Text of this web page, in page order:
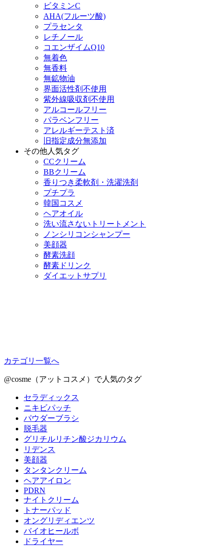
ビタミンC
AHA(フルーツ酸)
プラセンタ
レチノール
コエンザイムQ10
無着色
無香料
無鉱物油
界面活性剤不使用
紫外線吸収剤不使用
アルコールフリー
パラベンフリー
アレルギーテスト済
旧指定成分無添加
その他人気タグ
CCクリーム
BBクリーム
香りつき柔軟剤・洗濯洗剤
プチプラ
韓国コスメ
ヘアオイル
洗い流さないトリートメント
ノンシリコンシャンプー
美顔器
酵素洗顔
酵素ドリンク
ダイエットサプリ
カテゴリ一覧へ
@cosme（アットコスメ）で人気のタグ
セラディックス
ニキビパッチ
パウダーブラシ
脱毛器
グリチルリチン酸ジカリウム
リデンス
美顔器
タンタンクリーム
ヘアアイロン
PDRN
ナイトクリーム
トナーパッド
オングリディエンツ
バイオヒールボ
ドライヤー